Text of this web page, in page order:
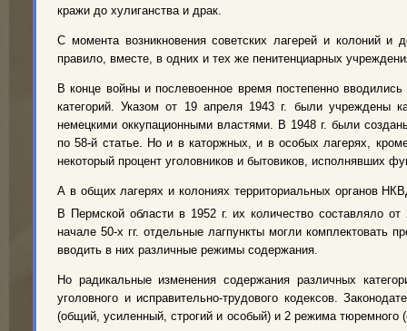
кражи до хулиганства и драк.
С момента возникновения советских лагерей и колоний и
правило, вместе, в одних и тех же пенитенциарных
В конце войны и послевоенное время постепенно
категорий. Указом от 19 апреля 1943 г. были учреждены
немецкими оккупационными властями. В 1948 г. были
по 58-й статье. Но и в каторжных, и в особых лагерях,
некоторый процент уголовников и бытовиков, исполнявших
А в общих лагерях и колониях территориальных органов
В Пермской области в 1952 г. их количество составляло
начале 50-х гг. отдельные лагпункты могли комплектовать
вводить в них различные режимы содержания.
Но радикальные изменения содержания различных
уголовного и исправительно-трудового кодексов.
(общий, усиленный, строгий и особый) и 2 режима